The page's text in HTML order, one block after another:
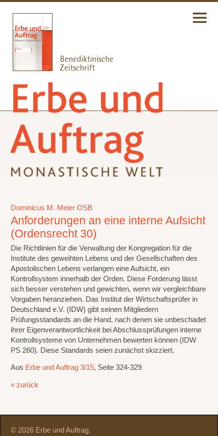
Dominicus M. Meier OSB
Anforderungen an eine interne Aufsicht
(Ordensrecht 30)
Die Richtlinien für die Verwaltung der Kongregation für die
Institute des geweihten Lebens und der Gesellschaften des
Apostolischen Lebens verlangen eine Aufsicht, ein
Kontrollsystem innerhalb der Orden. Diese Forderung lässt
sich besser verstehen und gewichten, wenn wir vergleichbare
Vorgaben heranziehen. Das Institut der Wirtschaftsprüfer in
Deutschland e.V. (IDW) gibt seinen Mitgliedern
Prüfungsstandards an die Hand, nach denen sie unbeschadet
ihrer Eigenverantwortlichkeit bei Abschlussprüfungen interne
Kontrollsysteme von Unternehmen bewerten können (IDW
PS 260). Diese Standards seien zunächst skizziert.
Aus Erbe und Auftrag 3/15, Seite 324-329
« zurück
© 2026 Erbe und Auftrag,